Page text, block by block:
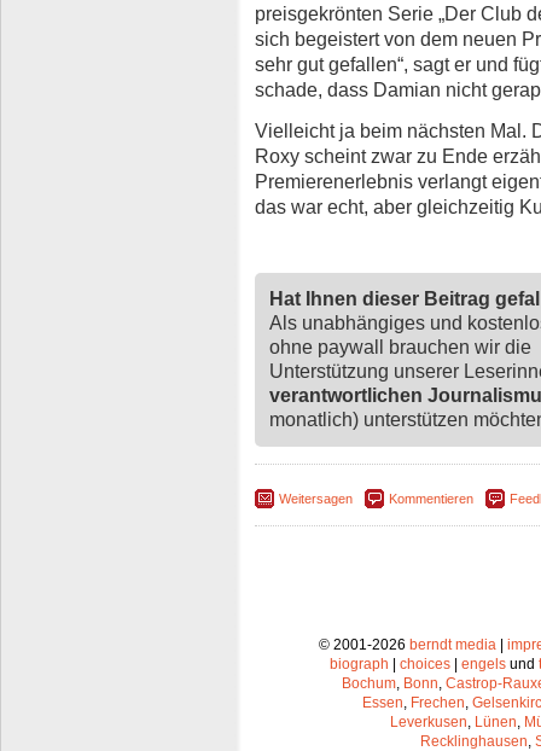
preisgekrönten Serie „Der Club
sich begeistert von dem neuen
sehr gut gefallen“, sagt er und
schade, dass Damian nicht
Vielleicht ja beim nächsten Mal.
Roxy scheint zwar zu Ende
Premierenerlebnis verlangt
das war echt, aber gleichzeitig
Hat Ihnen dieser Beitrag
Als unabhängiges und
ohne paywall brauchen wir die
Unterstützung unserer
verantwortlichen
monatlich) unterstützen
Weitersagen Kommentieren
© 2001-2026 berndt media |
biograph | choices | engels und
Bochum Bonn Castrop-
Essen Frechen
Leverkusen Lünen
Recklinghausen